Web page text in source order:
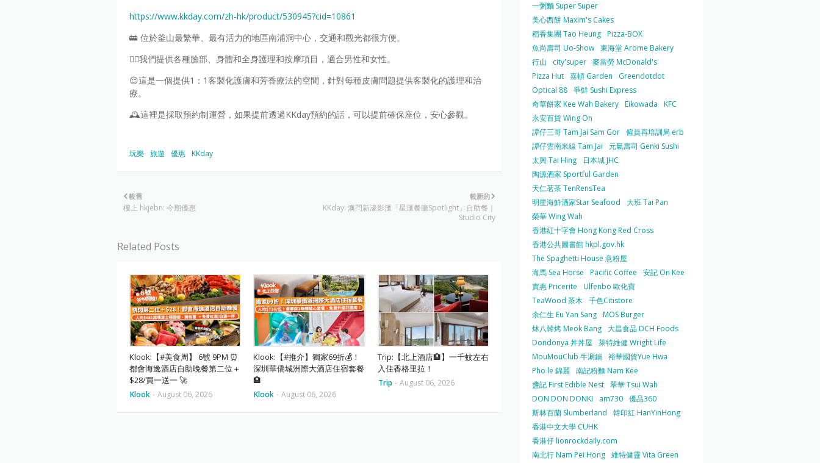
https://www.kkday.com/zh-hk/product/530945?cid=10861
🚋 位於釜山最繁華、最有活力的地區南浦洞中心，交通和觀光都很方便。
💆‍♀️我們提供各種臉部、身體和全身護理和按摩項目，適合男性和女性。
😌這是一個提供1：1客製化護膚和芳香療法的空間，針對每種皮膚問題提供客製化的護理和治
療。
🕰️這裡是採取預約制運營，如果提前透過KKday預約的話，可以提前確保座位，安心參觀。
玩樂 旅遊 優惠 KKday
較新的
KKday: 澳門新濠影滙「星滙餐廳Spotlight」自助餐｜
Studio City
較舊
樓上 hkjebn: 今期優惠
Related Posts
Klook:【#美食周】 6號 9PM ⏰
都會海逸酒店自助晚餐第二位＋
$28/買一送一 🚀
Klook - August 06, 2026
Klook:【#推介】獨家69折💰！
深圳華僑城洲際大酒店住宿套餐
🏨
Klook - August 06, 2026
Trip:【北上酒店🏨】一千蚊左右
入住香格里拉！
Trip - August 06, 2026
一粥麵 Super Super
美心西餅 Maxim's Cakes
稻香集團 Tao Heung Pizza-BOX
魚尚壽司 Uo-Show 東海堂 Arome Bakery
行山
city'super 麥當勞 McDonald's
Pizza Hut 嘉頓 Garden
Greendotdot
Optical 88 爭鮮 Sushi Express
奇華餅家 Kee Wah Bakery Eikowada
KFC
永安百貨 Wing On
譚仔三哥 Tam Jai Sam Gor 僱員再培訓局 erb
譚仔雲南米線 Tam Jai
元氣壽司 Genki Sushi
太興 Tai Hing
日本城 JHC
陶源酒家 Sportful Garden
天仁茗茶 TenRensTea
明星海鮮酒家Star Seafood
大班 Tai Pan
榮華 Wing Wah
香港紅十字會 Hong Kong Red Cross
香港公共圖書館 hkpl.gov.hk
The Spaghetti House 意粉屋
海馬 Sea Horse
Pacific Coffee
安記 On Kee
實惠 Pricerite
Ulfenbo 歐化寶
TeaWood 茶木 千色Citistore
余仁生 Eu Yan Sang MOS Burger
炑八韓烤 Meok Bang 大昌食品 DCH Foods
Dondonya 丼丼屋
萊特維健 Wright Life
MouMouClub 牛涮鍋 裕華國貨Yue Hwa
Pho le 錦麗 南記粉麵 Nam Kee
盞記 First Edible Nest 翠華 Tsui Wah
DON DON DONKI
am730 優品360
斯林百蘭 Slumberland
韓印紅 HanYinHong
香港中文大學 CUHK
香港仔 lionrockdaily.com
南北行 Nam Pei Hong 維特健靈 Vita Green